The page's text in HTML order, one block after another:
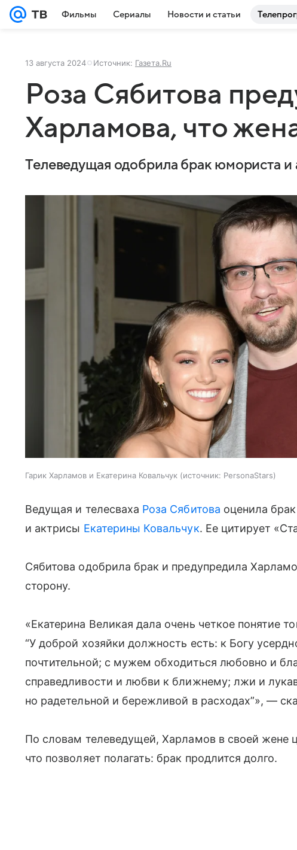
Фильмы Сериалы Новости и статьи
13 августа 2024 Источник: Газета.Ru
Роза Сябитова
Харламова, что
Телеведущая одобрила брак юмориста и
Гарик Харламов и Екатерина Ковальчук источник: PersonaStars
Ведущая и телесваха Роза Сябитова оценила
и актрисы Екатерины Ковальчук. Ее цитирует
Сябитова одобрила брак и предупредила
сторону.
«Екатерина Великая дала очень четкое понятие
“У доброй хозяйки должность есть: к Богу
почтительной; с мужем обходиться любовно и
справедливости и любви к ближнему; лжи и
но радетельной и бережливой в расходах”», —
По словам телеведущей, Харламов в своей жене
что позволяет полагать: брак продлится долго.